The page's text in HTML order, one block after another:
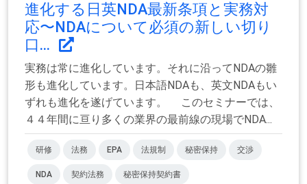
進化する日英NDA最新条項と実務対
応〜NDAについて必須の新しい切り
口...
実務は常に進化しています。それに沿ってNDAの雛
形も進化しています。日本語NDAも、英文NDAもい
ずれも進化を遂げています。 このセミナーでは、
４４年間に亘り多くの業界の最前線の現場でNDA...
研修 法務 EPA 法規制 秘密保持 交渉
NDA 契約法務 秘密保持契約書